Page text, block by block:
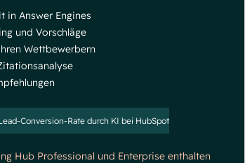
in Answer Engines
und Vorschläge
Wettbewerbern
Conversion-Rate durch KI bei HubSpot
Hub Professional und Enterprise enthalten